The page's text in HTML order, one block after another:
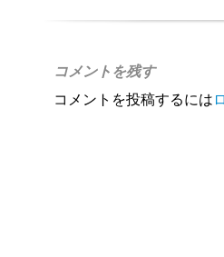
コメントを残す
コメントを投稿するには